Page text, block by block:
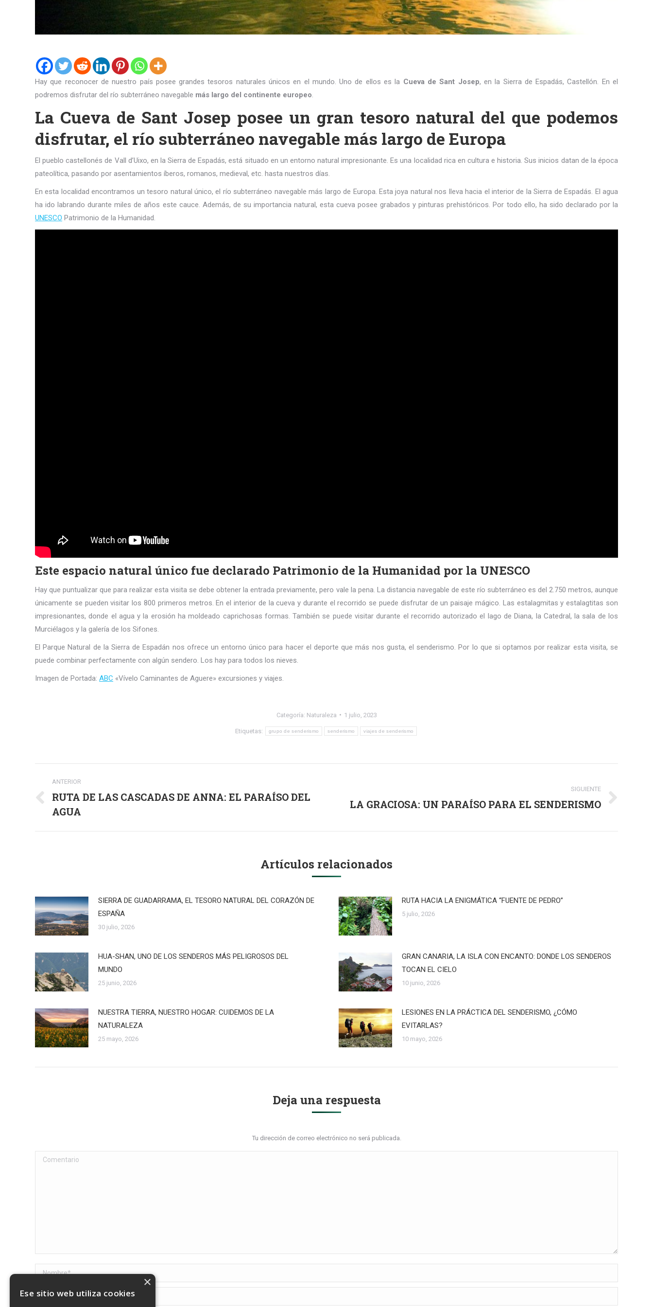
Hay que reconocer de nuestro país posee grandes tesoros naturales únicos en el mundo. Uno de ellos es la Cueva de Sant Josep, en la Sierra de Espadás, Castellón. En el
podremos disfrutar del río subterráneo navegable más largo del continente europeo.
La Cueva de Sant Josep posee un gran tesoro natural del que podemos
disfrutar, el río subterráneo navegable más largo de Europa
El pueblo castellonés de Vall d’Uixo, en la Sierra de Espadás, está situado en un entorno natural impresionante. Es una localidad rica en cultura e historia. Sus inicios datan de la época
pateolítica, pasando por asentamientos íberos, romanos, medieval, etc. hasta nuestros días.
En esta localidad encontramos un tesoro natural único, el río subterráneo navegable más largo de Europa. Esta joya natural nos lleva hacia el interior de la Sierra de Espadás. El agua
ha ido labrando durante miles de años este cauce. Además, de su importancia natural, esta cueva posee grabados y pinturas prehistóricos. Por todo ello, ha sido declarado por la
UNESCO Patrimonio de la Humanidad.
Este espacio natural único fue declarado Patrimonio de la Humanidad por la UNESCO
Hay que puntualizar que para realizar esta visita se debe obtener la entrada previamente, pero vale la pena. La distancia navegable de este río subterráneo es del 2.750 metros, aunque
únicamente se pueden visitar los 800 primeros metros. En el interior de la cueva y durante el recorrido se puede disfrutar de un paisaje mágico. Las estalagmitas y estalagtitas son
impresionantes, donde el agua y la erosión ha moldeado caprichosas formas. También se puede visitar durante el recorrido autorizado el lago de Diana, la Catedral, la sala de los
Murciélagos y la galería de los Sifones.
El Parque Natural de la Sierra de Espadán nos ofrece un entorno único para hacer el deporte que más nos gusta, el senderismo. Por lo que si optamos por realizar esta visita, se
puede combinar perfectamente con algún sendero. Los hay para todos los nieves.
Imagen de Portada: ABC «Vívelo Caminantes de Aguere» excursiones y viajes.
Categoría: Naturaleza 1 julio, 2023
Etiquetas: grupo de senderismo senderismo viajes de senderismo
entre
publicaciones
ANTERIOR
Publicación
anterior:
RUTA DE LAS CASCADAS DE ANNA: EL PARAÍSO DEL
AGUA
SIGUIENTE
Publicación
LA GRACIOSA: UN PARAÍSO PARA EL SENDERISMO
Artículos relacionados
SIERRA DE GUADARRAMA, EL TESORO NATURAL DEL CORAZÓN DE
ESPAÑA
30 julio, 2026
RUTA HACIA LA ENIGMÁTICA “FUENTE DE PEDRO”
5 julio, 2026
HUA-SHAN, UNO DE LOS SENDEROS MÁS PELIGROSOS DEL
MUNDO
25 junio, 2026
GRAN CANARIA, LA ISLA CON ENCANTO: DONDE LOS SENDEROS
TOCAN EL CIELO
10 junio, 2026
NUESTRA TIERRA, NUESTRO HOGAR: CUIDEMOS DE LA
NATURALEZA
25 mayo, 2026
LESIONES EN LA PRÁCTICA DEL SENDERISMO, ¿CÓMO
EVITARLAS?
10 mayo, 2026
Deja una respuesta
Tu dirección de correo electrónico no será publicada.
Comentario
Nombre *
Correo electrónico *
Ese sitio web utiliza cookies
×